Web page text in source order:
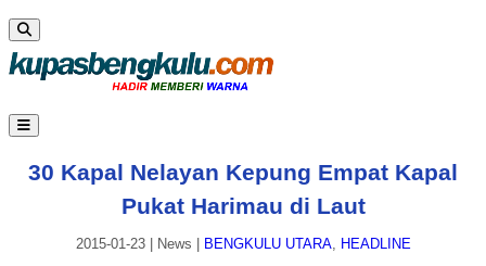
30 Kapal Nelayan Kepung Empat Kapal
Pukat Harimau di Laut
2015-01-23| News BENGKULU UTARA, HEADLINE